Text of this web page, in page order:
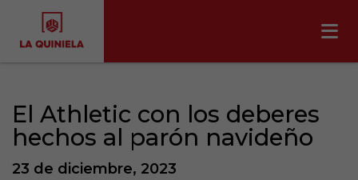
El Athletic con los deberes
hechos al parón navideño
23 de diciembre, 2023